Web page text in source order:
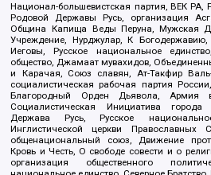
Национал-большевистская партия, ВЕК РА,
Родовой Державы Русь, организация
Община Капища Веды Перуна, Мужская
Учреждение, Нурджулар, К
Иеговы, Русское национальное
общество, Джамаат мувахидов,
и Карачая, Союз славян, Ат-Такфир
социалистическая рабочая партия
Благородный Орден Дьявола, Армия
Социалистическая Инициатива города
Держава Русь, Русское
Инглистической церкви Православных
общенациональный союз, Движение
Кровь и Честь, О свободе совести и о
организация общественного